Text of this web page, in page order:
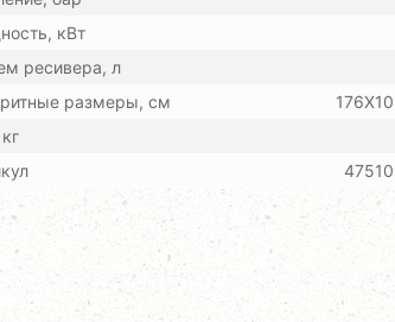
кВт
ресивера, л
размеры, см